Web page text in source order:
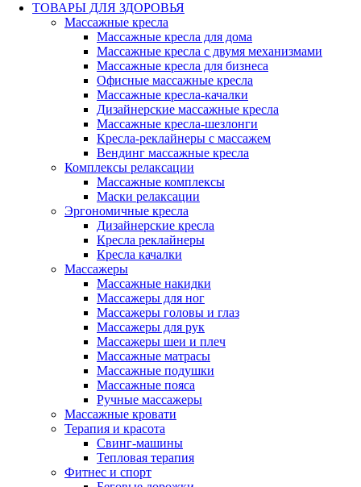
ТОВАРЫ ДЛЯ ЗДОРОВЬЯ
Массажные кресла
Массажные кресла для дома
Массажные кресла с двумя механизмами
Массажные кресла для бизнеса
Офисные массажные кресла
Массажные кресла-качалки
Дизайнерские массажные кресла
Массажные кресла-шезлонги
Кресла-реклайнеры с массажем
Вендинг массажные кресла
Комплексы релаксации
Массажные комплексы
Маски релаксации
Эргономичные кресла
Дизайнерские кресла
Кресла реклайнеры
Кресла качалки
Массажеры
Массажные накидки
Массажеры для ног
Массажеры головы и глаз
Массажеры для рук
Массажеры шеи и плеч
Массажные матрасы
Массажные подушки
Массажные пояса
Ручные массажеры
Массажные кровати
Терапия и красота
Свинг-машины
Тепловая терапия
Фитнес и спорт